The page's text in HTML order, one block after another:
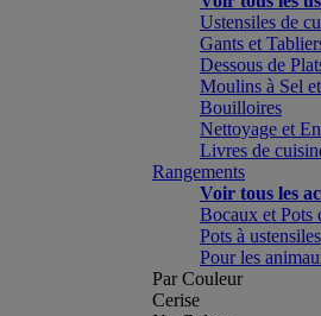
Ustensiles de
Gants et
Dessous de
Moulins à Sel
Bouilloires
Nettoyage et
Livres de
Rangements
Voir tous les
Bocaux et Pots
Pots à ustensiles
Pour les
Par Couleur
Cerise